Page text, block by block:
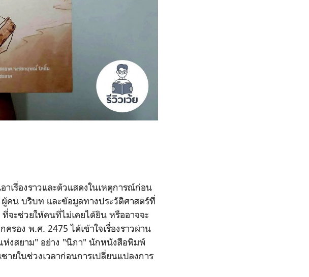
เรื่องราวและตัวแสดงในเหตุการณ์ก่อน
คน บริบท และข้อมูลทางประวัติศาสตร์ที่
จะช่วยให้คนที่ไม่เคยได้ยิน หรืออาจจะ
รอง พ.ศ. 2475 ได้เข้าใจเรื่องราวผ่าน
ห่งสยาม" อย่าง "นิภา" นักหนังสือพิมพ์
ยในช่วงเวลาก่อนการเปลี่ยนแปลงการ